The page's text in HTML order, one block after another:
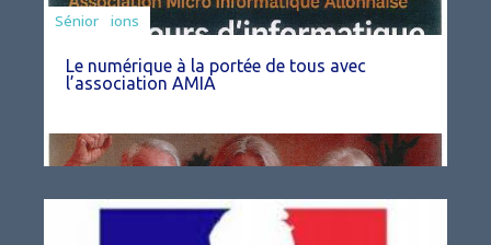
Associations
Sénior
Le numérique à la portée de tous avec
l’association AMIA